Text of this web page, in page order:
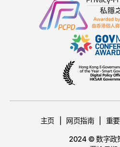
主页 网页指南 重
2024 © 数字政